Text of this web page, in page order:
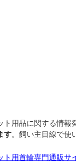
ト用品に関する情報
す。飼い主目線で使
ト用首輪専門通販サ